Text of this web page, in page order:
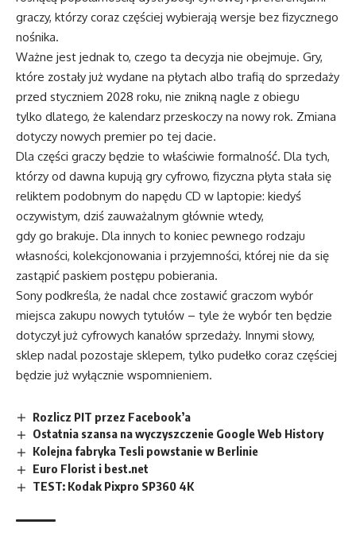
graczy, którzy coraz częściej wybierają wersje bez fizycznego
nośnika.
Ważne jest jednak to, czego ta decyzja nie obejmuje. Gry,
które zostały już wydane na płytach albo trafią do sprzedaży
przed styczniem 2028 roku, nie znikną nagle z obiegu
tylko dlatego, że kalendarz przeskoczy na nowy rok. Zmiana
dotyczy nowych premier po tej dacie.
Dla części graczy będzie to właściwie formalność. Dla tych,
którzy od dawna kupują gry cyfrowo, fizyczna płyta stała się
reliktem podobnym do napędu CD w laptopie: kiedyś
oczywistym, dziś zauważalnym głównie wtedy,
gdy go brakuje. Dla innych to koniec pewnego rodzaju
własności, kolekcjonowania i przyjemności, której nie da się
zastąpić paskiem postępu pobierania.
Sony podkreśla, że nadal chce zostawić graczom wybór
miejsca zakupu nowych tytułów – tyle że wybór ten będzie
dotyczył już cyfrowych kanałów sprzedaży. Innymi słowy,
sklep nadal pozostaje sklepem, tylko pudełko coraz częściej
będzie już wyłącznie wspomnieniem.
Rozlicz PIT przez Facebook’a
Ostatnia szansa na wyczyszczenie Google Web History
Kolejna fabryka Tesli powstanie w Berlinie
Euro Florist i best.net
TEST: Kodak Pixpro SP360 4K